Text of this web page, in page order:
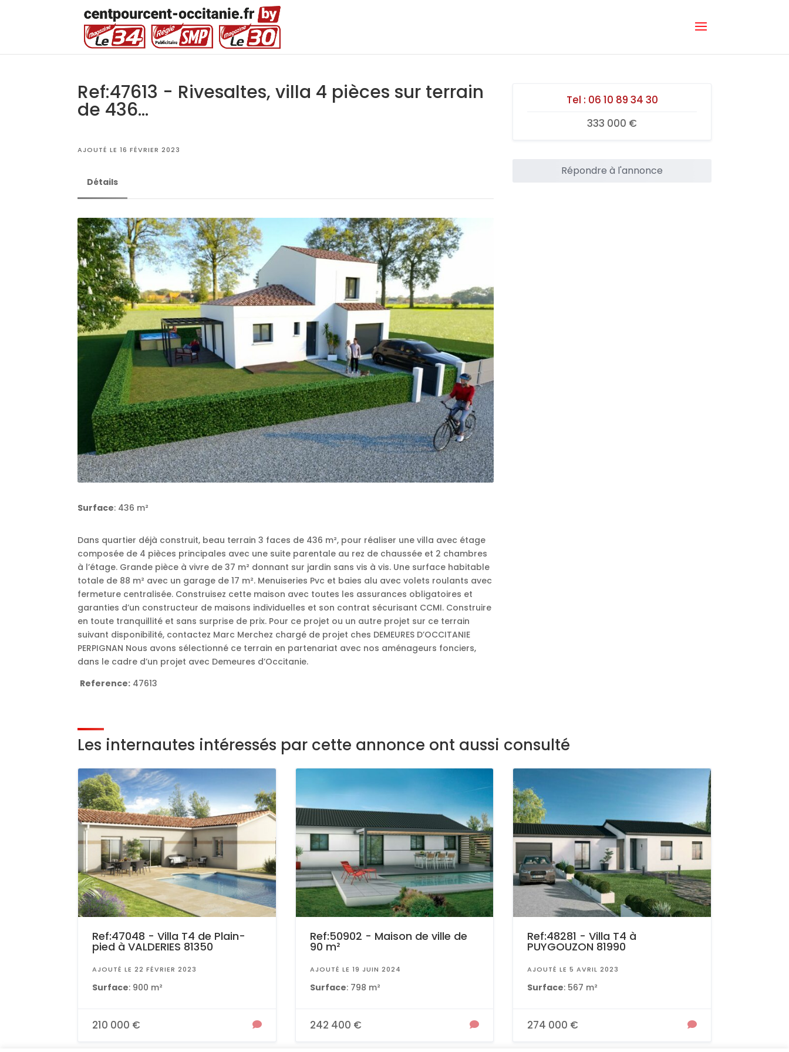
Ref:47613 - Rivesaltes, villa 4 pièces sur terrain
de 436...
AJOUTÉ LE 16 FÉVRIER 2023
Détails
Surface: 436 m²
Dans quartier déjà construit, beau terrain 3 faces de 436 m², pour réaliser une villa avec étage
composée de 4 pièces principales avec une suite parentale au rez de chaussée et 2 chambres
à l’étage. Grande pièce à vivre de 37 m² donnant sur jardin sans vis à vis. Une surface habitable
totale de 88 m² avec un garage de 17 m². Menuiseries Pvc et baies alu avec volets roulants avec
fermeture centralisée. Construisez cette maison avec toutes les assurances obligatoires et
garanties d’un constructeur de maisons individuelles et son contrat sécurisant CCMI. Construire
en toute tranquillité et sans surprise de prix. Pour ce projet ou un autre projet sur ce terrain
suivant disponibilité, contactez Marc Merchez chargé de projet ches DEMEURES D’OCCITANIE
PERPIGNAN Nous avons sélectionné ce terrain en partenariat avec nos aménageurs fonciers,
dans le cadre d’un projet avec Demeures d’Occitanie.
Reference: 47613
Tel : 06 10 89 34 30
333 000 €
Répondre à l'annonce
Les internautes intéressés par cette annonce ont aussi consulté
Ref:47048 - Villa T4 de Plain-
pied à VALDERIES 81350
AJOUTÉ LE 22 FÉVRIER 2023
Surface: 900 m²
210 000 €
Ref:50902 - Maison de ville de
90 m²
AJOUTÉ LE 19 JUIN 2024
Surface: 798 m²
242 400 €
Ref:48281 - Villa T4 à
PUYGOUZON 81990
AJOUTÉ LE 5 AVRIL 2023
Surface: 567 m²
274 000 €